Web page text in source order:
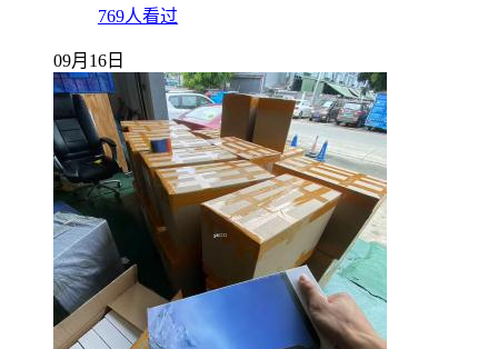
769人看过
09月16日